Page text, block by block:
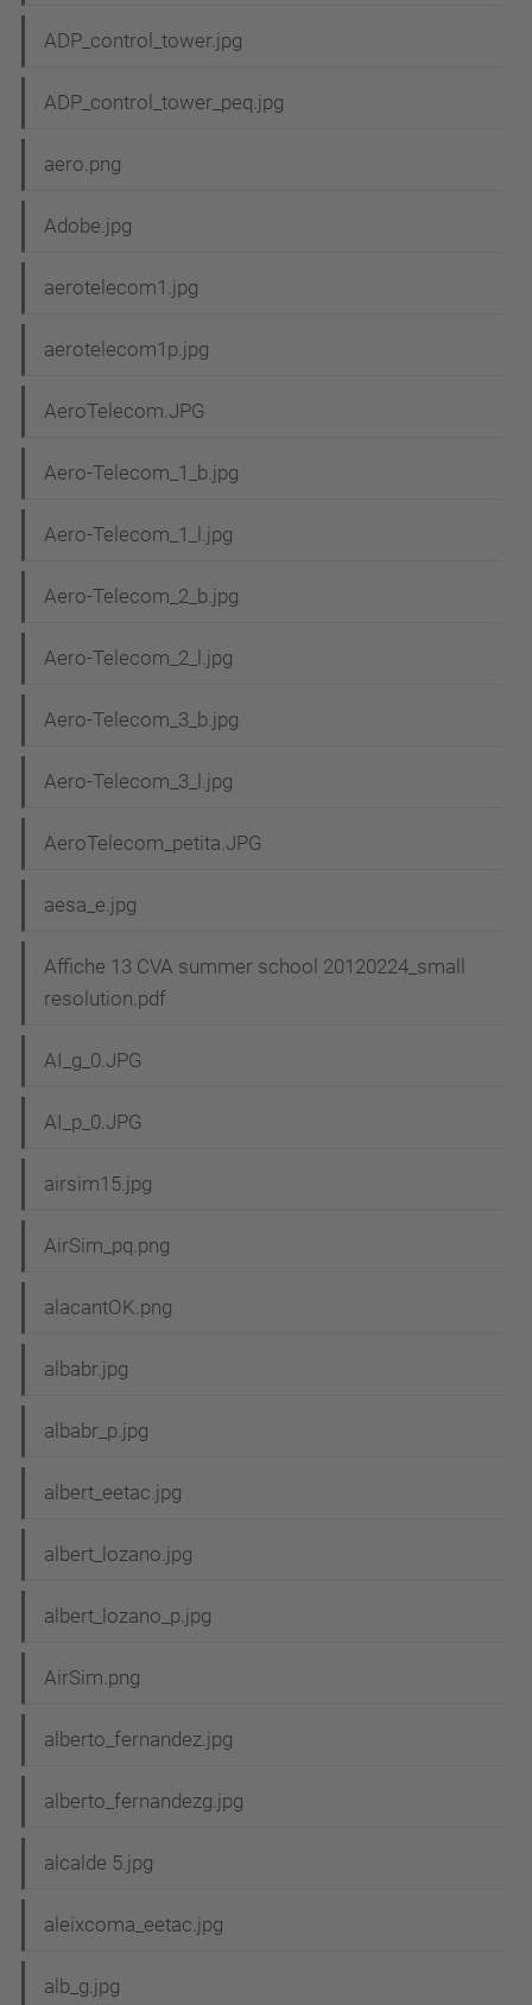
ADP_control_tower.jpg
ADP_control_tower_peq.jpg
aero.png
Adobe.jpg
aerotelecom1.jpg
aerotelecom1p.jpg
AeroTelecom.JPG
Aero-Telecom_1_b.jpg
Aero-Telecom_1_l.jpg
Aero-Telecom_2_b.jpg
Aero-Telecom_2_l.jpg
Aero-Telecom_3_b.jpg
Aero-Telecom_3_l.jpg
AeroTelecom_petita.JPG
aesa_e.jpg
Affiche 13 CVA summer school 20120224_small
resolution.pdf
AI_g_0.JPG
AI_p_0.JPG
airsim15.jpg
AirSim_pq.png
alacantOK.png
albabr.jpg
albabr_p.jpg
albert_eetac.jpg
albert_lozano.jpg
albert_lozano_p.jpg
AirSim.png
alberto_fernandez.jpg
alberto_fernandezg.jpg
alcalde 5.jpg
aleixcoma_eetac.jpg
alb_g.jpg